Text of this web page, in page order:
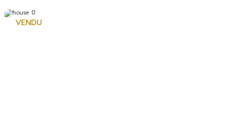
VENDU